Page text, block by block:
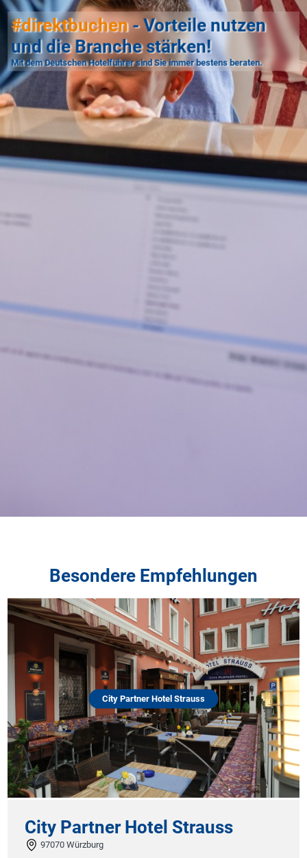
#direktbuchen- Vorteile nutzen
und die Branche stärken!
Mit dem Deutschen Hotelführer sind Sie immer bestens beraten.
Besondere Empfehlungen
City Partner Hotel Strauss
Partner Hotel Strauss
Würzburg